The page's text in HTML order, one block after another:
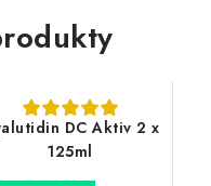
DC Aktiv 2 x
125ml